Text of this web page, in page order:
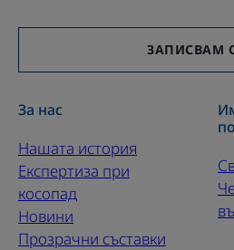
ЗАПИСВАМ
За нас
Нашата история
Експертиза при
косопад
Новини
Прозрачни съставки